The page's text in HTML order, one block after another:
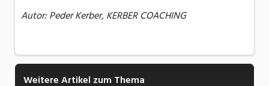
Autor: Peder Kerber, KERBER COACHING
Weitere Artikel zum Thema